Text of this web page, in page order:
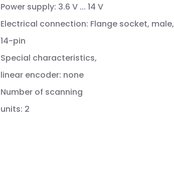
Power supply: 3.6 V ... 14 V
Electrical connection: Flange socket, male,
14-pin
Special characteristics,
linear encoder: none
Number of scanning
units: 2